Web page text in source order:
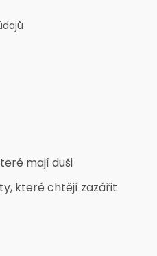
mají duši
které chtějí zazářit